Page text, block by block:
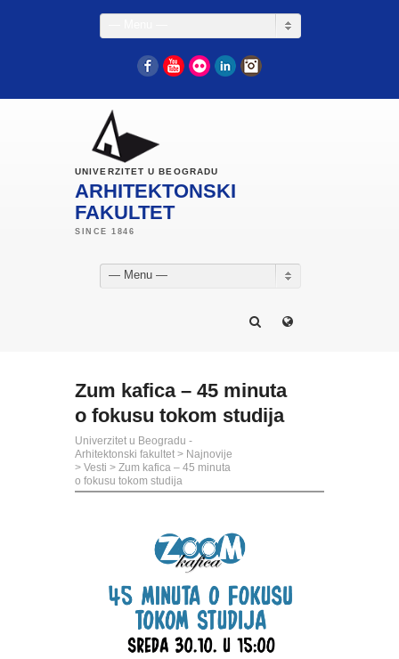
FacebookYouTube
Flickr LinkedIn
UNIVERZITET U BEOGRADU
ARHITEKTONSKI
FAKULTET
— Menu —
Zum kafica – 45 minuta
o fokusu tokom studija
Univerzitet u Beogradu -
Arhitektonski fakultet > Najnovije
> Vesti > Zum kafica – 45 minuta
o fokusu tokom studija